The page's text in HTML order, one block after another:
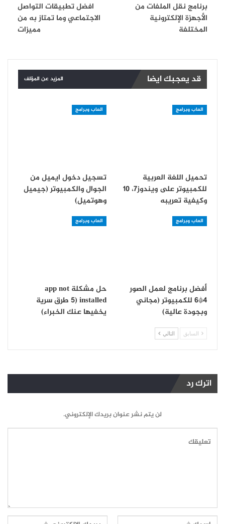
برنامج نقل الملفات من
الأجهزة الإلكترونية
المختلفة
افضل تطبيقات التواصل
الاجتماعي وما تمتاز به من
مميزات
قد يعجبك ايضا المزيد عن المؤلف
العاب وبرامج
تحميل اللغة العربية
للكمبيوتر على ويندوز7، 10
وكيفية تعريبه
العاب وبرامج
تسجيل دخول ايميل من
الجوال والكمبيوتر (جيميل
وهوتميل)
العاب وبرامج
أفضل برنامج لعمل الصور
4*6 للكمبيوتر (مجاني
وبجودة عالية)
العاب وبرامج
حل مشكلة app not
installed (5 طرق سرية
يخفيها عنك الخبراء)
السابق التالي
اترك رد
لن يتم نشر عنوان بريدك الإلكتروني.